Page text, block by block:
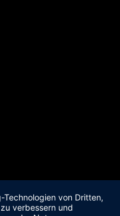
Technologien von Dritten,
verbessern und